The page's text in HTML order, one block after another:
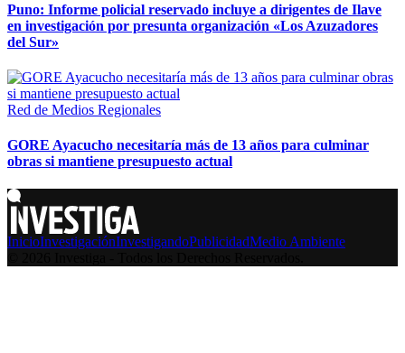
Puno: Informe policial reservado incluye a dirigentes de Ilave
en investigación por presunta organización «Los Azuzadores
del Sur»
Red de Medios Regionales
GORE Ayacucho necesitaría más de 13 años para culminar
obras si mantiene presupuesto actual
InicioInvestigaciónInvestigandoPublicidadMedio Ambiente